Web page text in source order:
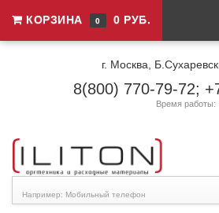
КОРЗИНА 0 0 РУБ.
г. Москва,
8(800) 770-79-72;
Время работы: